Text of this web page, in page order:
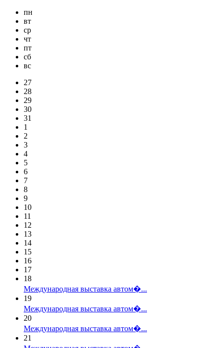
пн
вт
ср
чт
пт
сб
вс
27
28
29
30
31
1
2
3
4
5
6
7
8
9
10
11
12
13
14
15
16
17
18
Международная выставка автом�...
19
Международная выставка автом�...
20
Международная выставка автом�...
21